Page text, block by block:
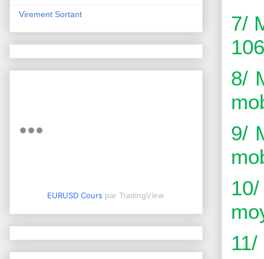
7/
8/
9/
Virement Sortant
EURUSD Cours par TradingView